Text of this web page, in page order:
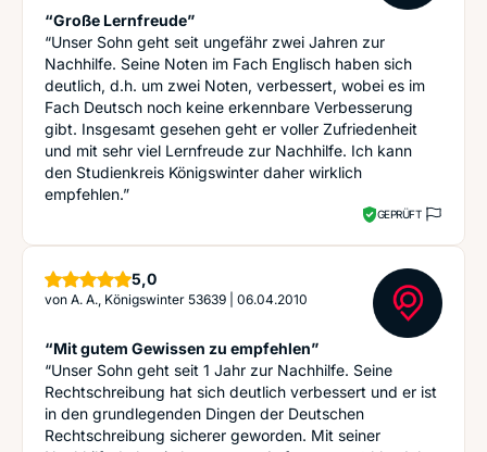
“Große Lernfreude”
“Unser Sohn geht seit ungefähr zwei Jahren zur
Nachhilfe. Seine Noten im Fach Englisch haben sich
deutlich, d.h. um zwei Noten, verbessert, wobei es im
Fach Deutsch noch keine erkennbare Verbesserung
gibt. Insgesamt gesehen geht er voller Zufriedenheit
und mit sehr viel Lernfreude zur Nachhilfe. Ich kann
den Studienkreis Königswinter daher wirklich
empfehlen.”
GEPRÜFT
5,0Sterne
von A. A., Königswinter 53639 06.04.2010
“Mit gutem Gewissen zu empfehlen”
“Unser Sohn geht seit 1 Jahr zur Nachhilfe. Seine
Rechtschreibung hat sich deutlich verbessert und er ist
in den grundlegenden Dingen der Deutschen
Rechtschreibung sicherer geworden. Mit seiner